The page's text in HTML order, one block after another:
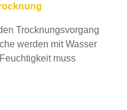
Trocknungsvorgang
werden mit Wasser
muss